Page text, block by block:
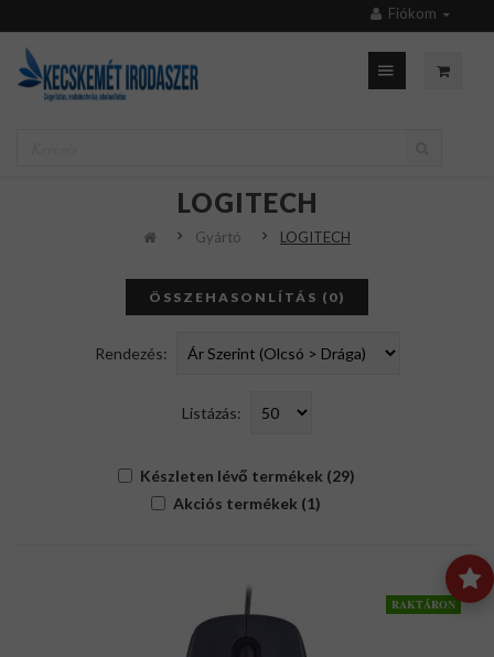
Fiókom
LOGITECH
Gyártó LOGITECH
ÖSSZEHASONLÍTÁS (0)
Rendezés:
Listázás:
Készleten lévő termékek (29)
Akciós termékek (1)
RAKTÁRON